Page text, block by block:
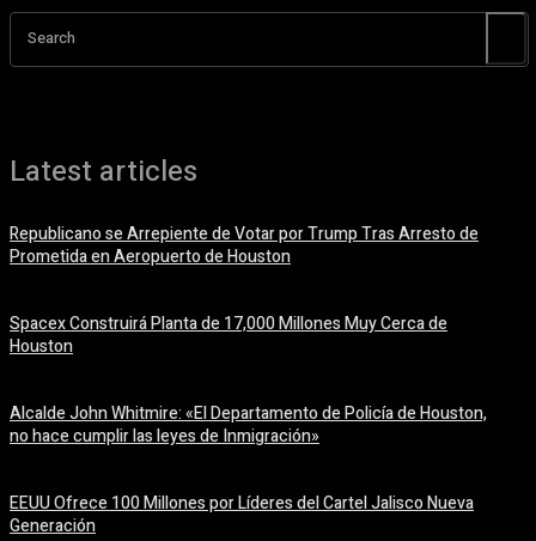
Search
Latest articles
Republicano se Arrepiente de Votar por Trump Tras Arresto de
Prometida en Aeropuerto de Houston
Spacex Construirá Planta de 17,000 Millones Muy Cerca de
Houston
Alcalde John Whitmire: «El Departamento de Policía de Houston,
no hace cumplir las leyes de Inmigración»
EEUU Ofrece 100 Millones por Líderes del Cartel Jalisco Nueva
Generación